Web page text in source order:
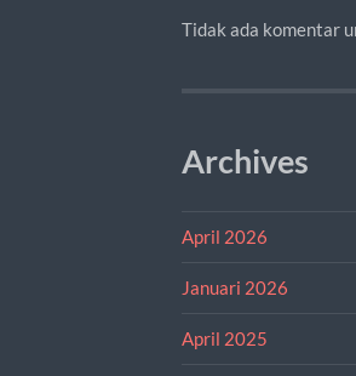
Tidak ada komentar
Archives
April 2026
Januari 2026
April 2025